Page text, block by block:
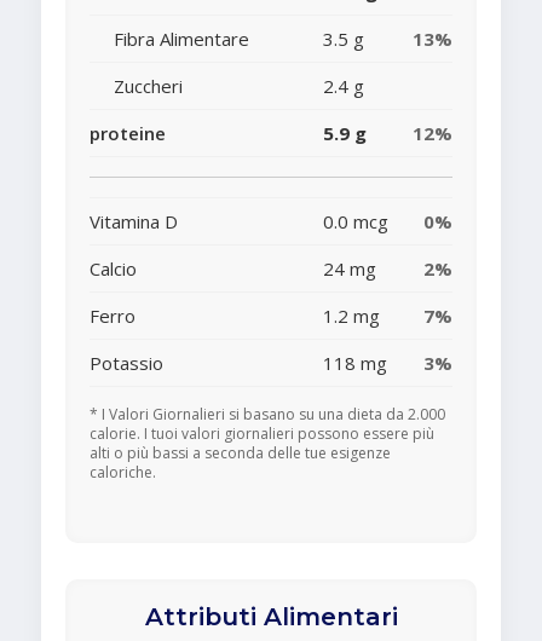
Fibra Alimentare
3.5 g
13%
Zuccheri
2.4 g
proteine
5.9 g 12%
Vitamina D 0.0 mcg
0%
Calcio
24 mg
2%
Ferro
1.2 mg
7%
Potassio
118 mg 3%
* I Valori Giornalieri si basano su una dieta da 2.000
calorie. I tuoi valori giornalieri possono essere più
alti o più bassi a seconda delle tue esigenze
caloriche.
Attributi Alimentari